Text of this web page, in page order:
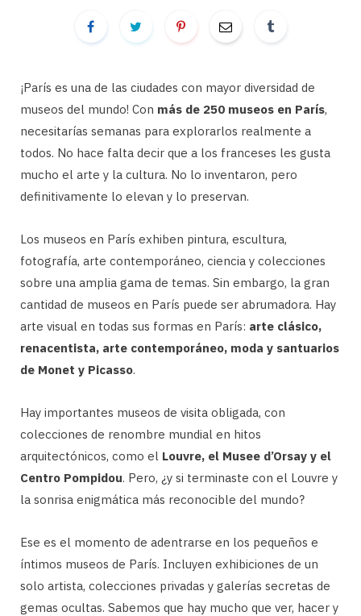
¡París es una de las ciudades con mayor diversidad de
museos del mundo! Con más de 250 museos en París,
necesitarías semanas para explorarlos realmente a
todos. No hace falta decir que a los franceses les gusta
mucho el arte y la cultura. No lo inventaron, pero
definitivamente lo elevan y lo preservan.
Los museos en París exhiben pintura, escultura,
fotografía, arte contemporáneo, ciencia y colecciones
sobre una amplia gama de temas. Sin embargo, la gran
cantidad de museos en París puede ser abrumadora. Hay
arte visual en todas sus formas en París: arte clásico,
renacentista, arte contemporáneo, moda y santuarios
de Monet y Picasso.
Hay importantes museos de visita obligada, con
colecciones de renombre mundial en hitos
arquitectónicos, como el Louvre, el Musee d’Orsay y el
Centro Pompidou. Pero, ¿y si terminaste con el Louvre y
la sonrisa enigmática más reconocible del mundo?
Ese es el momento de adentrarse en los pequeños e
íntimos museos de París. Incluyen exhibiciones de un
solo artista, colecciones privadas y galerías secretas de
gemas ocultas. Sabemos que hay mucho que ver, hacer y